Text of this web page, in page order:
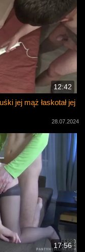
12:42
jej mąż łaskotał jej
28.07.2024
17:56